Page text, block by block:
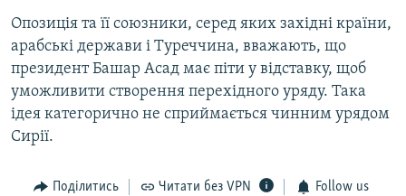
Опозиція та її союзники, серед яких західні країни,
арабські держави і Туреччина, вважають, що
президент Башар Асад має піти у відставку, щоб
уможливити створення перехідного уряду. Така
ідея категорично не сприймається чинним урядом
Сирії.
Поділитись Читати без VPN Follow us